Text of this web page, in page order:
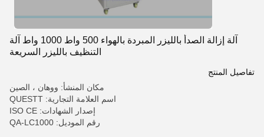
آلة إزالة الصدأ بالليزر المبردة بالهواء 500 واط 1000 واط آلة
التنظيف بالليزر السريعة
تفاصيل المنتج
مكان المنشأ: ووهان ، الصين
اسم العلامة التجارية: QUESTT
إصدار الشهادات: ISO CE
رقم الموديل: QA-LC1000